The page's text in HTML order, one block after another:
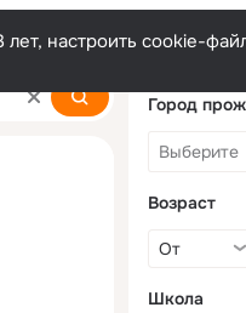
настроить cookie-
Город
Возраст
Школа